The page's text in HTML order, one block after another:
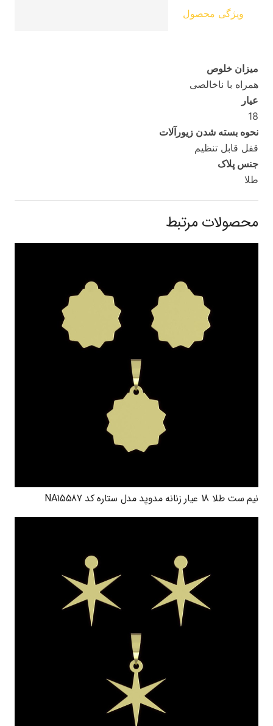
ویژگی محصول
میزان خلوص
همراه با ناخالصی
عیار
18
نحوه بسته شدن زیورآلات
قفل قابل تنظیم
جنس پلاک
طلا
محصولات مرتبط
نیم ست طلا 18 عیار زنانه مدوپد مدل ستاره کد NA15587